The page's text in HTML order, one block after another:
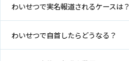
わいせつで実名報道されるケースは？
わいせつで自首したらどうなる？